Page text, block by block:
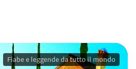
Fiabe e leggende da tutto il mondo